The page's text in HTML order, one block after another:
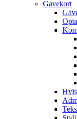
Gavekort